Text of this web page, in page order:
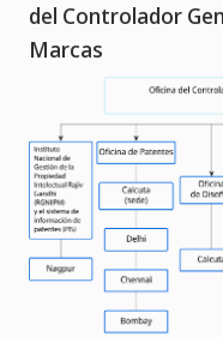
del Controlador
Marcas